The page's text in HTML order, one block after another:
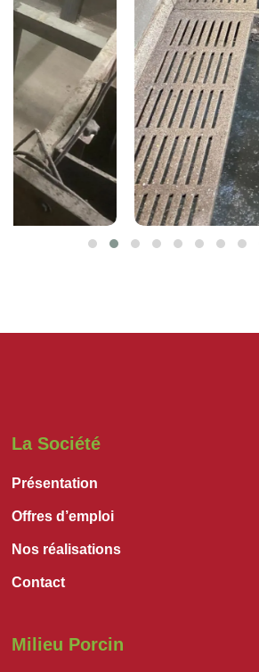
La Société
Présentation
Offres d’emploi
Nos réalisations
Contact
Milieu Porcin